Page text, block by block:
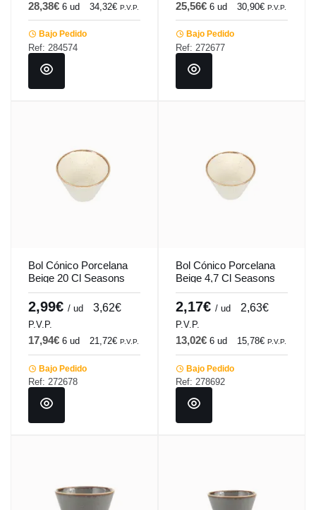
28,38€ 6 ud 34,32€ P.V.P.
Bajo Pedido
Ref: 284574
25,56€ 6 ud 30,90€ P.V.P.
Bajo Pedido
Ref: 272677
Bol Cónico Porcelana
Beige 20 Cl Seasons
Porland
2,99€ / ud 3,62€
P.V.P.
17,94€ 6 ud 21,72€ P.V.P.
Bajo Pedido
Ref: 272678
Bol Cónico Porcelana
Beige 4,7 Cl Seasons
Porland
2,17€ / ud 2,63€
P.V.P.
13,02€ 6 ud 15,78€ P.V.P.
Bajo Pedido
Ref: 278692